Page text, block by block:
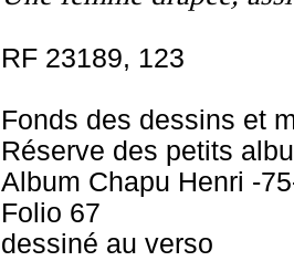
RF 23189, 123
Fonds des dessins et
Réserve des petits
Album Chapu Henri -
Folio 67
dessiné au verso